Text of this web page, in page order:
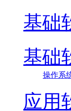
基础
基础
操作系
应用